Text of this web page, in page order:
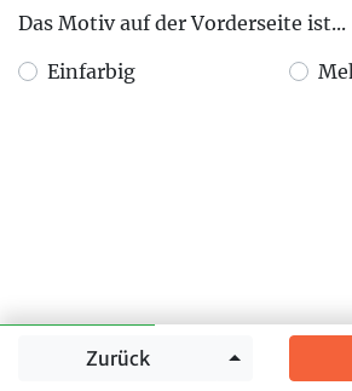
Zurück Springe zu
Das Motiv auf der Vorderseite ist...
Einfarbig